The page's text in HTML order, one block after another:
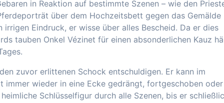
in Reaktion auf bestimmte Szenen – wie den
über dem Hochzeitsbett gegen das Gemälde
Eindruck, er wisse über alles Bescheid. Da er dies
tauben Onkel Vézinet für einen absonderlichen Kauz
zuvor erlittenen Schock entschuldigen. Er kann im
wieder in eine Ecke gedrängt, fortgeschoben oder
Schlüsselfigur durch alle Szenen, bis er